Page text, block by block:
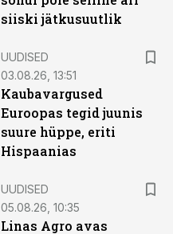
siiski jätkusuutlik
UUDISED
03.08.26, 13:51
Kaubavargused
Euroopas tegid juunis
suure hüppe, eriti
Hispaanias
UUDISED
05.08.26, 10:35
Linas Agro avas